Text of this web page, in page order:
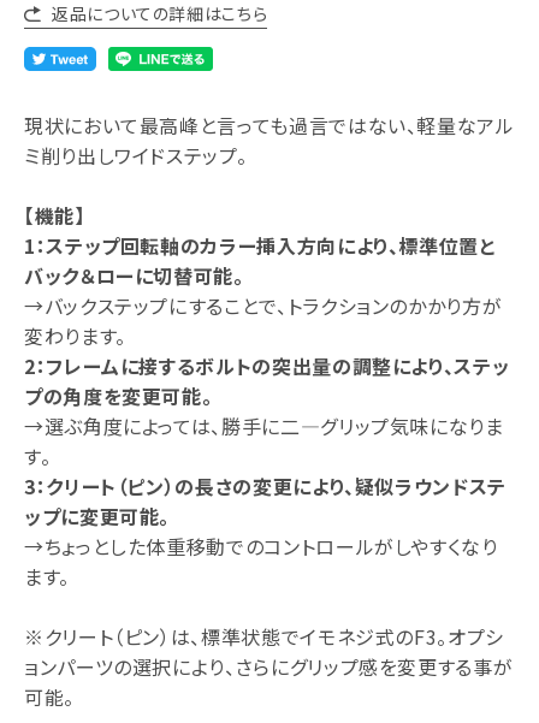
返品についての詳細はこちら
現状において最高峰と言っても過言ではない、軽量なアル
ミ削り出しワイドステップ。
【機能】
1：ステップ回転軸のカラー挿入方向により、標準位置と
バック＆ローに切替可能。
→バックステップにすることで、トラクションのかかり方が
変わります。
2：フレームに接するボルトの突出量の調整により、ステッ
プの角度を変更可能。
→選ぶ角度によっては、勝手に二―グリップ気味になりま
す。
3：クリート（ピン）の長さの変更により、疑似ラウンドステ
ップに変更可能。
→ちょっとした体重移動でのコントロールがしやすくなり
ます。
※クリート（ピン）は、標準状態でイモネジ式のF3。オプシ
ョンパーツの選択により、さらにグリップ感を変更する事が
可能。